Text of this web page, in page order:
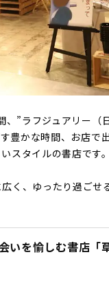
”ラフジュアリー（
豊かな時間、お店で
スタイルの書店です。
く、ゆったり過ごせ
いを愉しむ書店「